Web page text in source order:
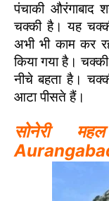
पंचाकी औरंगाबाद
चक्की है। यह
अभी भी काम कर
किया गया है।
नीचे बहता है।
आटा पीसते हैं।
सोनेरी